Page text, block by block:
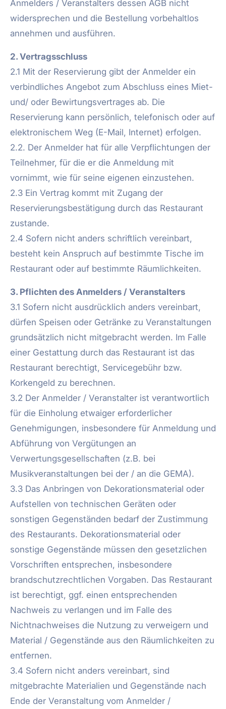
Anmelders / Veranstalters dessen AGB nicht
widersprechen und die Bestellung vorbehaltlos
annehmen und ausführen.
2. Vertragsschluss
2.1 Mit der Reservierung gibt der Anmelder ein
verbindliches Angebot zum Abschluss eines Miet-
und/ oder Bewirtungsvertrages ab. Die
Reservierung kann persönlich, telefonisch oder auf
elektronischem Weg (E-Mail, Internet) erfolgen.
2.2. Der Anmelder hat für alle Verpflichtungen der
Teilnehmer, für die er die Anmeldung mit
vornimmt, wie für seine eigenen einzustehen.
2.3 Ein Vertrag kommt mit Zugang der
Reservierungsbestätigung durch das Restaurant
zustande.
2.4 Sofern nicht anders schriftlich vereinbart,
besteht kein Anspruch auf bestimmte Tische im
Restaurant oder auf bestimmte Räumlichkeiten.
3. Pflichten des Anmelders / Veranstalters
3.1 Sofern nicht ausdrücklich anders vereinbart,
dürfen Speisen oder Getränke zu Veranstaltungen
grundsätzlich nicht mitgebracht werden. Im Falle
einer Gestattung durch das Restaurant ist das
Restaurant berechtigt, Servicegebühr bzw.
Korkengeld zu berechnen.
3.2 Der Anmelder / Veranstalter ist verantwortlich
für die Einholung etwaiger erforderlicher
Genehmigungen, insbesondere für Anmeldung und
Abführung von Vergütungen an
Verwertungsgesellschaften (z.B. bei
Musikveranstaltungen bei der / an die GEMA).
3.3 Das Anbringen von Dekorationsmaterial oder
Aufstellen von technischen Geräten oder
sonstigen Gegenständen bedarf der Zustimmung
des Restaurants. Dekorationsmaterial oder
sonstige Gegenstände müssen den gesetzlichen
Vorschriften entsprechen, insbesondere
brandschutzrechtlichen Vorgaben. Das Restaurant
ist berechtigt, ggf. einen entsprechenden
Nachweis zu verlangen und im Falle des
Nichtnachweises die Nutzung zu verweigern und
Material / Gegenstände aus den Räumlichkeiten zu
entfernen.
3.4 Sofern nicht anders vereinbart, sind
mitgebrachte Materialien und Gegenstände nach
Ende der Veranstaltung vom Anmelder /